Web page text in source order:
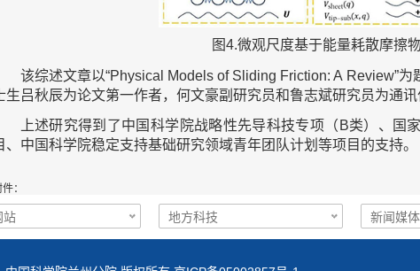
图4.微观尺度基于能量耗散摩擦
该综述文章以“Physical Models of Sliding Friction: A Review”为
生吕秋辰为论文第一作者，何文豪副研究员和鲁志斌研究员为通讯
上述研究得到了中国科学院战略性先导科技专项（B类）、国
、中国科学院稳定支持基础研究领域青年团队计划等项目的支持。
：